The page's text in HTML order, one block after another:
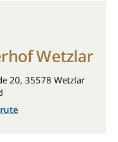
Wetzlar
20, 35578 Wetzlar